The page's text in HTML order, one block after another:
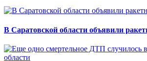
В Саратовской области объявили